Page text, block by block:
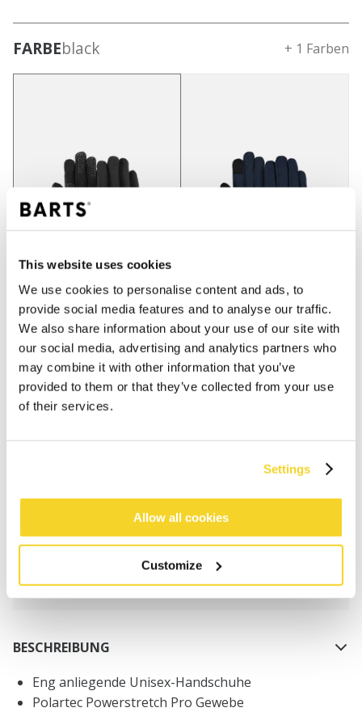
This website uses cookies
We use cookies to personalise content and ads, to
provide social media features and to analyse our traffic.
We also share information about your use of our site with
our social media, advertising and analytics partners who
may combine it with other information that you’ve
provided to them or that they’ve collected from your use
of their services.
Settings
Allow all cookies
Customize
FARBEblack + 1 Farben
Freitag) bei uns eingehen, werden noch am selben
Kostenlose Lieferung für Bestellungen über 50€
30 Tage Rückgaberecht
BESCHREIBUNG
Eng anliegende Unisex-Handschuhe
Polartec Powerstretch Pro Gewebe